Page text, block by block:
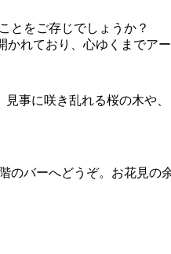
とをご存じでしょうか？
れており、心ゆくまでア
事に咲き乱れる桜の木や
バーへどうぞ。お花見の